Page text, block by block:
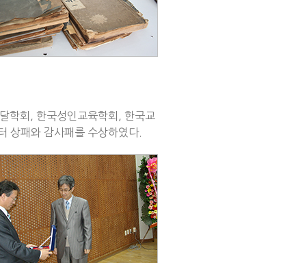
학회, 한국성인교육학회, 한국교
상패와 감사패를 수상하였다.